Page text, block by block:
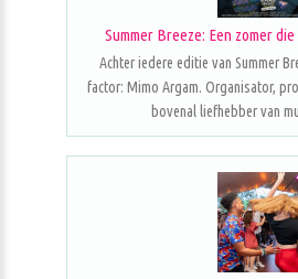
Summer Breeze: Een zomer
Achter iedere editie van Summer
factor: Mimo Argam. Organisator,
bovenal liefhebber van